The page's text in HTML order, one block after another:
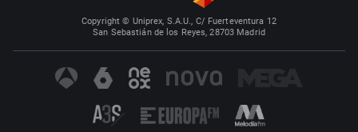
Copyright © Uniprex, S.A.U., C/ Fuerteventura 12
San Sebastián de los Reyes, 28703 Madrid